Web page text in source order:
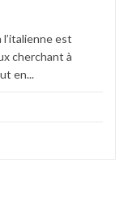
l’italienne est
cherchant à
en...